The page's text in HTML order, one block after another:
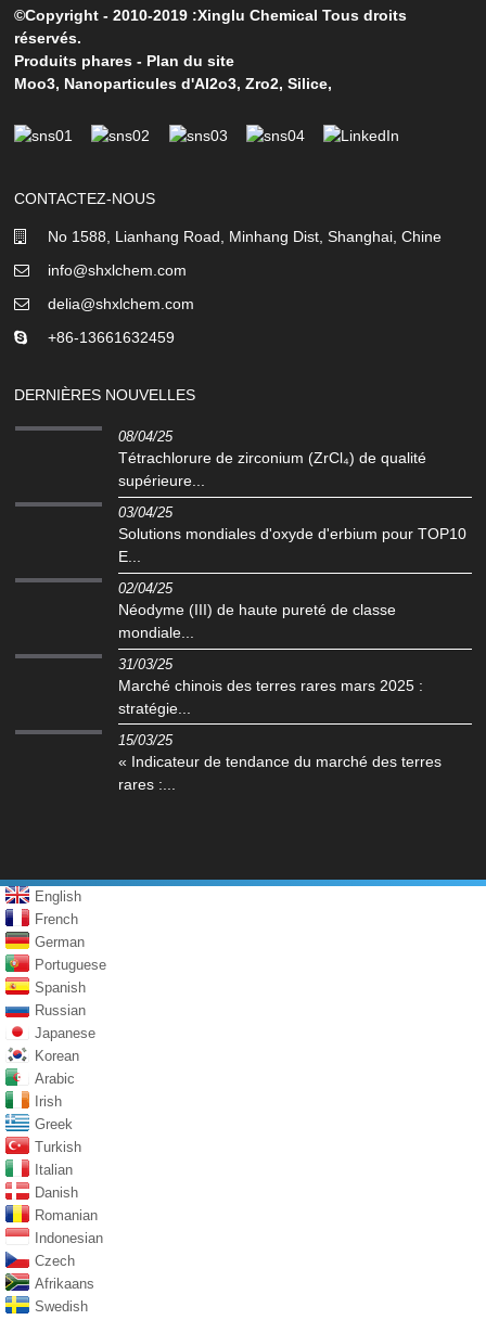
©Copyright - 2010-2019 :Xinglu Chemical Tous droits
réservés.
Produits phares - Plan du site
Moo3, Nanoparticules d'Al2o3,Zro2,Silice,
CONTACTEZ-NOUS
No 1588, Lianhang Road, Minhang Dist, Shanghai, Chine
info@shxlchem.com
delia@shxlchem.com
+86-13661632459
DERNIÈRES NOUVELLES
08/04/25
Tétrachlorure de zirconium (ZrCl₄) de qualité
supérieure...
03/04/25
Solutions mondiales d'oxyde d'erbium pour TOP10
E...
02/04/25
Néodyme (III) de haute pureté de classe
mondiale...
31/03/25
Marché chinois des terres rares mars 2025 :
stratégie...
15/03/25
« Indicateur de tendance du marché des terres
rares :...
English
French
German
Portuguese
Spanish
Russian
Japanese
Korean
Arabic
Irish
Greek
Turkish
Italian
Danish
Romanian
Indonesian
Czech
Afrikaans
Swedish